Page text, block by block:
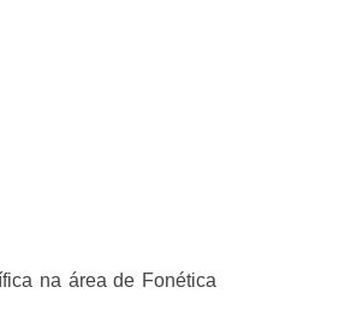
na área de Fonética